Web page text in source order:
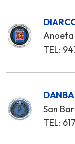
Anoeta
TEL:
San
TEL: